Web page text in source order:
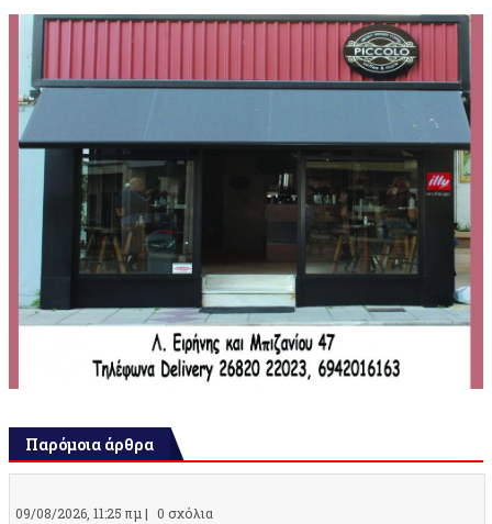
Παρόμοια άρθρα
09/08/2026, 11:25 πμ | 0 σχόλια